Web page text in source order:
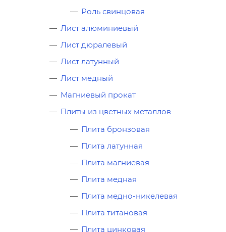
Роль свинцовая
Лист алюминиевый
Лист дюралевый
Лист латунный
Лист медный
Магниевый прокат
Плиты из цветных металлов
Плита бронзовая
Плита латунная
Плита магниевая
Плита медная
Плита медно-никелевая
Плита титановая
Плита цинковая